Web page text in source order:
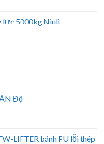
lực 5000kg Niuli
Độ
LIFTER bánh PU lỗi thép